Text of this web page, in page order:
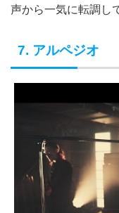
声から一気に転調し
7. アルペジオ